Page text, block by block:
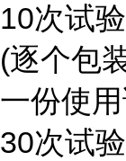
10次试
(逐个包
一份使用
30次试